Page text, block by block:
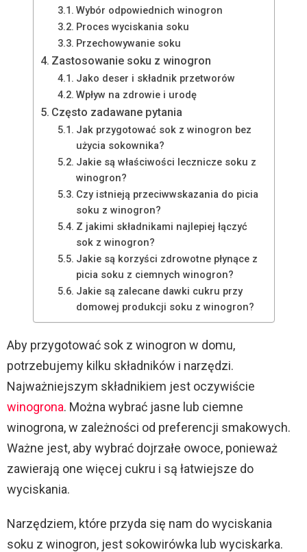
Wybór odpowiednich winogron
Proces wyciskania soku
Przechowywanie soku
Zastosowanie soku z winogron
Jako deser i składnik przetworów
Wpływ na zdrowie i urodę
Często zadawane pytania
Jak przygotować sok z winogron bez
użycia sokownika?
Jakie są właściwości lecznicze soku z
winogron?
Czy istnieją przeciwwskazania do picia
soku z winogron?
Z jakimi składnikami najlepiej łączyć
sok z winogron?
Jakie są korzyści zdrowotne płynące z
picia soku z ciemnych winogron?
Jakie są zalecane dawki cukru przy
domowej produkcji soku z winogron?
Aby przygotować sok z winogron w domu,
potrzebujemy kilku składników i narzędzi.
Najważniejszym składnikiem jest oczywiście
winogrona. Można wybrać jasne lub ciemne
winogrona, w zależności od preferencji smakowych.
Ważne jest, aby wybrać dojrzałe owoce, ponieważ
zawierają one więcej cukru i są łatwiejsze do
wyciskania.
Narzędziem, które przyda się nam do wyciskania
soku z winogron, jest sokowirówka lub wyciskarka.